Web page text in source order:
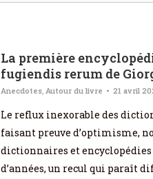
La première
fugiendis rerum de
Anecdotes,Autour du livre 21 avril
Le reflux inexorable des
faisant preuve d’optimisme,
dictionnaires et encyclopédies
d’années, un recul qui paraît